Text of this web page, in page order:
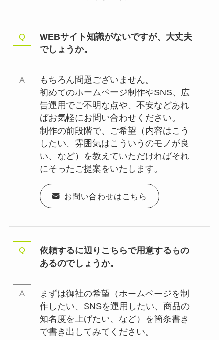
WEBサイト知識がないですが、大丈夫
でしょうか。
もちろん問題ございません。
初めてのホームページ制作やSNS、広
告運用でご不明な点や、不安などあれ
ばお気軽にお問い合わせください。
制作の前段階で、ご希望（内容はこう
したい、雰囲気はこういうのモノが良
い、など）を教えていただければそれ
にそったご提案をいたします。
お問い合わせはこちら
依頼するに辺りこちらで用意するもの
あるのでしょうか。
まずは御社の希望（ホームページを制
作したい、SNSを運用したい、商品の
知名度を上げたい、など）を箇条書き
で書き出してみてください。